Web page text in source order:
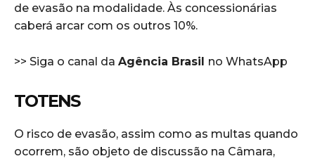
de evasão na modalidade. Às concessionárias
caberá arcar com os outros 10%.
>> Siga o canal da Agência Brasil no WhatsApp
TOTENS
O risco de evasão, assim como as multas quando
ocorrem, são objeto de discussão na Câmara,